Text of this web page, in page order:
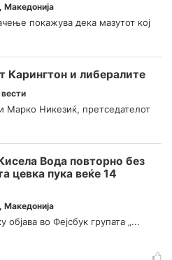
, Македонија
покажува дека мазутот кој
Карингтон и либералите
Марко Никезиќ, претседателот
Вода повторно без
цевка пука веќе 14
, Македонија
во Фејсбук групата „...